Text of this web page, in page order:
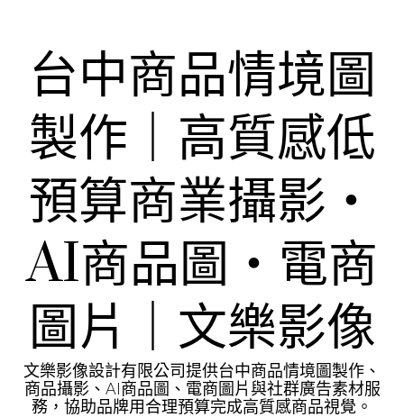
台中商品情境圖
製作｜高質感低
預算商業攝影・
AI商品圖・電商
圖片｜文樂影像
文樂影像設計有限公司提供台中商品情境圖製作、
商品攝影、AI商品圖、電商圖片與社群廣告素材服
務，協助品牌用合理預算完成高質感商品視覺。